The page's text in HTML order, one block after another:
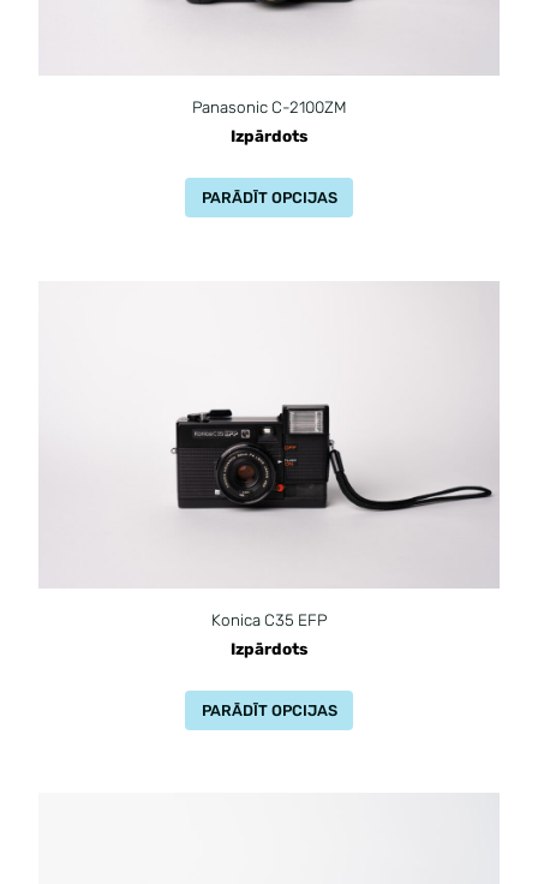
Panasonic C-2100ZM
Izpārdots
PARĀDĪT OPCIJAS
Konica C35 EFP
Izpārdots
PARĀDĪT OPCIJAS